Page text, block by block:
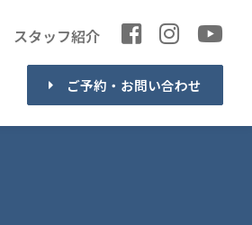
ご予約・お問い合わせ
スタッフ紹介